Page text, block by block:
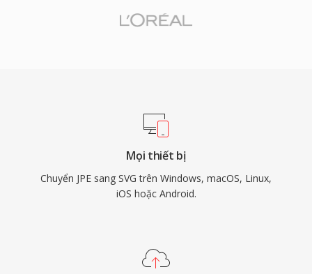
Mọi thiết bị
Chuyển JPE sang SVG trên Windows, macOS, Linux,
iOS hoặc Android.